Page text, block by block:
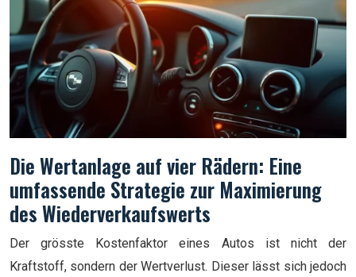
Die Wertanlage auf vier Rädern: Eine
umfassende Strategie zur Maximierung
des Wiederverkaufswerts
Der grösste Kostenfaktor eines Autos ist nicht der
Kraftstoff, sondern der Wertverlust. Dieser lässt sich jedoch